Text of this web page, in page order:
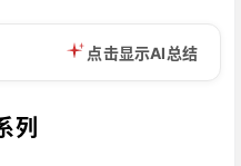
点击显示AI总结
列